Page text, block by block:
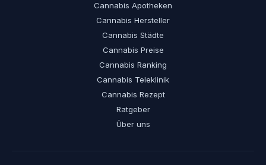
Cannabis Apotheken
Cannabis Hersteller
Cannabis Städte
Cannabis Preise
Cannabis Ranking
Cannabis Teleklinik
Cannabis Rezept
Ratgeber
Über uns